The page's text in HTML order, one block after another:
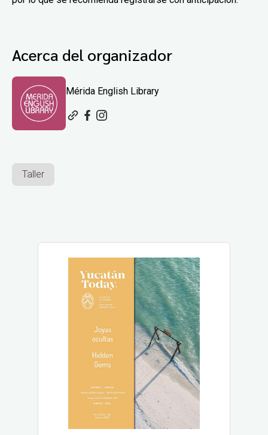
Acerca del organizador
Mérida English Library
Taller